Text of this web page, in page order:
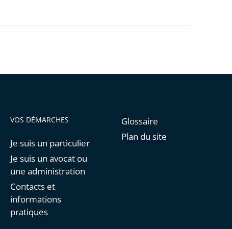
VOS DÉMARCHES
Je suis un particulier
Je suis un avocat ou
une administration
Contacts et
informations
pratiques
Glossaire
Plan du site